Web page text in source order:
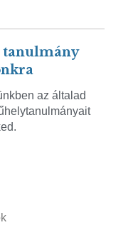
tanulmány
az általad